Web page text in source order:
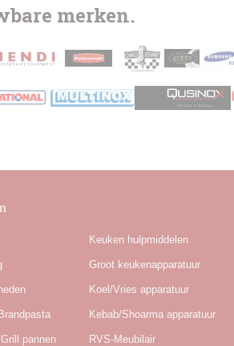
merken.
pannen
Keuken hulpmiddelen
Groot keukenapparatuur
Koel/Vries apparatuur
Kebab/Shoarma apparatuur
RVS-Meubilair